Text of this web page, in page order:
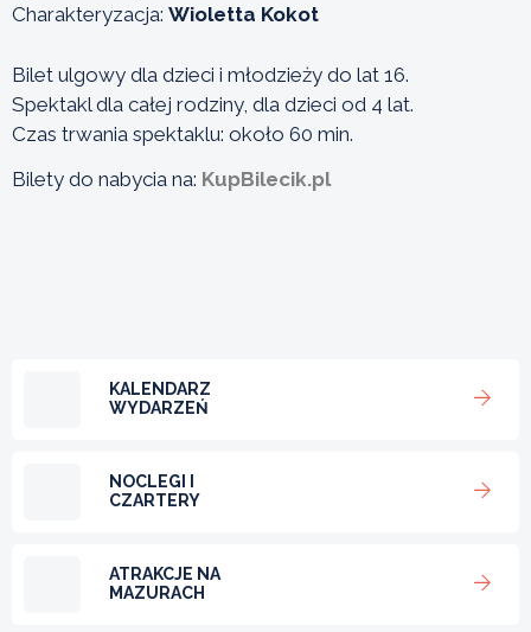
Charakteryzacja: Wioletta Kokot
Bilet ulgowy dla dzieci i młodzieży do lat 16.
Spektakl dla całej rodziny, dla dzieci od 4 lat.
Czas trwania spektaklu: około 60 min.
Bilety do nabycia na: KupBilecik.pl
KALENDARZ
WYDARZEŃ
NOCLEGI I
CZARTERY
ATRAKCJE NA
MAZURACH